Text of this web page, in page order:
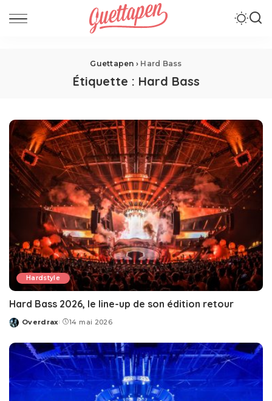
Guettapen › Hard Bass
Étiquette : Hard Bass
Hardstyle
Hard Bass 2026, le line-up de son édition retour
Posted
Overdrax 14 mai 2026